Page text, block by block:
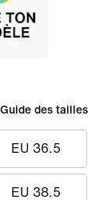
Guide des tailles
EU 36.5
EU 38.5